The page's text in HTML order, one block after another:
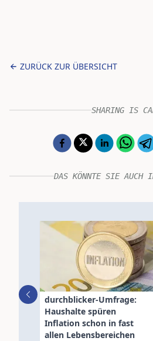
ZURÜCK ZUR ÜBERSICHT
SHARING IS
DAS KÖNNTE SIE AUCH
durchblicker-Umfrage:
Haushalte spüren
Inflation schon in fast
allen Lebensbereichen